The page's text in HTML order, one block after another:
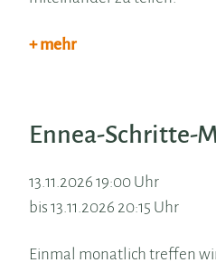
+ mehr
Ennea-Schritte-
13.11.2026 19:00 Uhr
bis 13.11.2026 20:15 Uhr
Einmal monatlich treffen